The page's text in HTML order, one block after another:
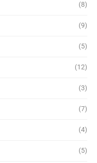
(8)
(9)
(5)
(12)
(3)
(7)
(4)
(5)